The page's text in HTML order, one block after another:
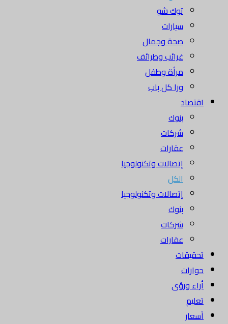
توك شو
سيارات
صحة وجمال
غرائب وطرائف
مرأة وطفل
ورا كل باب
اقتصاد
بنوك
شركات
عقارات
إتصالات وتكنولوجيا
الكل
إتصالات وتكنولوجيا
بنوك
شركات
عقارات
تحقيقات
حوارات
أراء ورؤى
تعليم
أسعار